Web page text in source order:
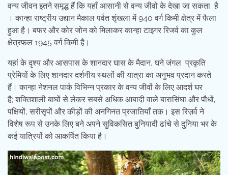
वन्य जीवन इतने समृद्ध हैं कि यहाँ आसानी से वन्य जीवो के देखा जा सकता है
। कान्हा राष्ट्रीय उद्यान मैकाल पर्वत शृंखला में 940 वर्ग किमी क्षेत्र में फैला
हुआ है। बफर और कोर जोन को मिलाकर कान्हा टाइगर रिजर्व का कुल
क्षेत्रफल 1945 वर्ग किमी है।
यहां के दृश्य और आसपास के शानदार घास के मैदान, घने जंगल प्रकृति
प्रेमियों के लिए शानदार दर्शनीय स्थलों की यात्रा का अनुभव प्रदान करते
हैं। कान्हा नेशनल पार्क विभिन्न प्रकार के वन्य जीवों के लिए आदर्श घर
है; शक्तिशाली बाघों से लेकर सबसे अधिक आबादी वाले बारासिंघा और पौधों,
पक्षियों, सरीसृपों और कीड़ों की अनगिनत प्रजातियाँ तक। इस रिज़र्व ने
विशेष रूप से उनके लिए बने अपने सुविकसित बुनियादी ढांचे से दुनिया भर के
कई यात्रियों को आकर्षित किया है।